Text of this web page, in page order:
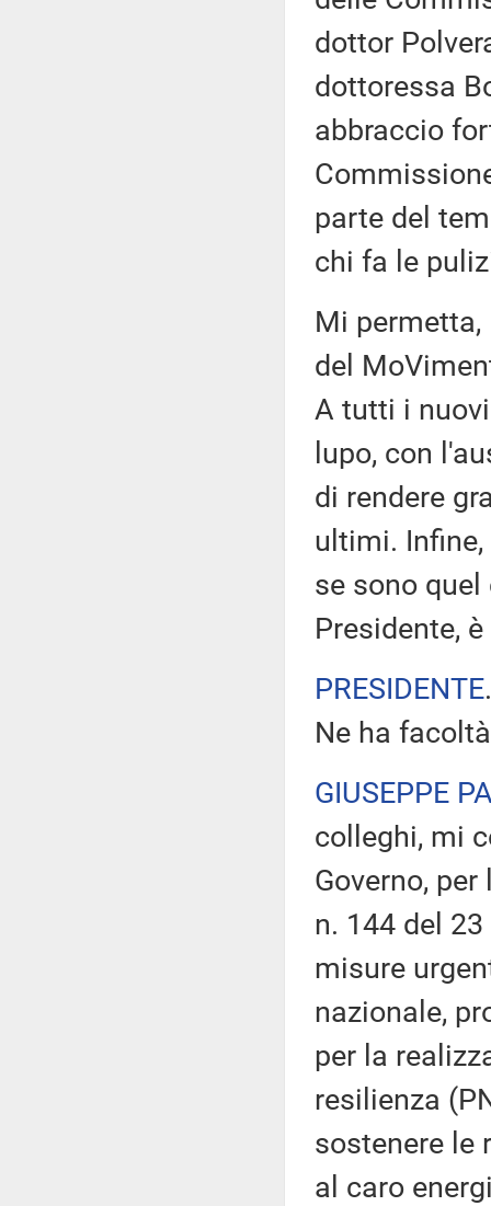
dottor
dottoressa
abbraccio
parte del
chi fa le
Mi
del
A tutti i
lupo, con
di rendere
ultimi.
se sono quel
Presidente,
PRESIDENTE
Ne ha
GIUSEPPE
colleghi, mi
Governo,
n. 144 del
misure
nazionale,
per la
resilienza
sostenere le
al caro